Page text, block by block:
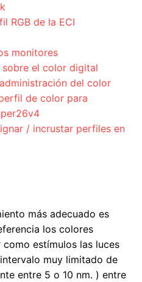
RGB de la ECI
monitores
el color digital
del color
de color para
/ incrustar perfiles en
más adecuado es
los colores
estímulos las luces
muy limitado de
entre 5 o 10 nm. ) entre